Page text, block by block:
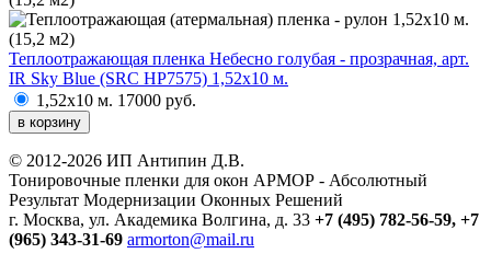
Теплоотражающая пленка Небесно голубая - прозрачная, арт.
IR Sky Blue (SRC HP7575) 1,52х10 м.
1,52х10 м. 17000 руб.
в корзину
© 2012-2026 ИП Антипин Д.В.
Тонировочные пленки для окон АРМОР - Абсолютный
Результат Модернизации Оконных Решений
г. Москва, ул. Академика Волгина, д. 33 +7 (495) 782-56-59, +7
(965) 343-31-69 armorton@mail.ru